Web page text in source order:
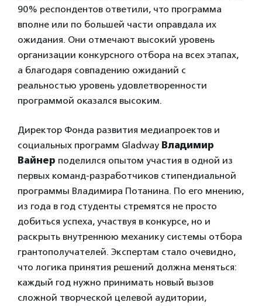
90% респондентов ответили, что программа
вполне или по большей части оправдала их
ожидания. Они отмечают высокий уровень
организации конкурсного отбора на всех этапах,
а благодаря совпадению ожиданий с
реальностью уровень удовлетворенности
программой оказался высоким.
Директор Фонда развития медиапроектов и
социальных программ Gladway Владимир
Вайнер поделился опытом участия в одной из
первых команд-разработчиков стипендиальной
программы Владимира Потанина. По его мнению,
из года в год студенты стремятся не просто
добиться успеха, участвуя в конкурсе, но и
раскрыть внутреннюю механику системы отбора
грантополучателей. Экспертам стало очевидно,
что логика принятия решений должна меняться:
каждый год нужно принимать новый вызов
сложной творческой целевой аудитории,